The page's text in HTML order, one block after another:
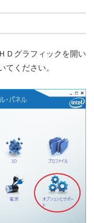
Ｄグラフィックを開い
てください。